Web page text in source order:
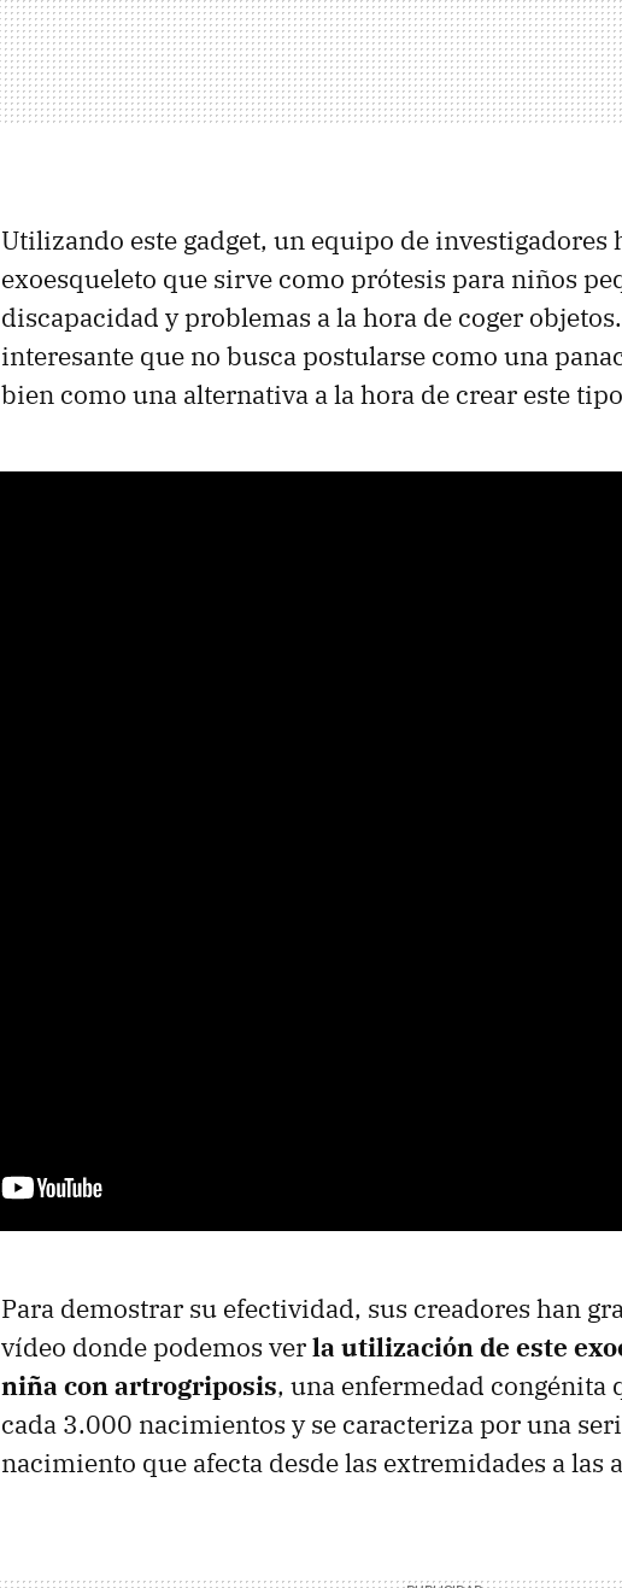
Utilizando este gadget, un equipo de investigadores
exoesqueleto que sirve como prótesis para niños
discapacidad y problemas a la hora de coger
interesante que no busca postularse como una
bien como una alternativa a la hora de crear este
Para demostrar su efectividad, sus creadores han
vídeo donde podemos verla utilización de este
niña con artrogriposis, una enfermedad congénita
cada 3.000 nacimientos y se caracteriza por una
nacimiento que afecta desde las extremidades a las